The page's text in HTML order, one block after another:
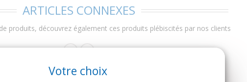
ARTICLES CONNEXES
produits, découvrez également ces produits plébiscités par nos clients
Votre choix